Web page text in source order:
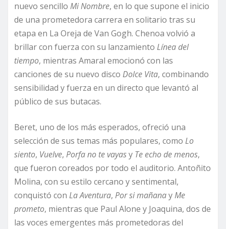
nuevo sencillo Mi Nombre, en lo que supone el inicio
de una prometedora carrera en solitario tras su
etapa en La Oreja de Van Gogh. Chenoa volvió a
brillar con fuerza con su lanzamiento Línea del
tiempo, mientras Amaral emocionó con las
canciones de su nuevo disco Dolce Vita, combinando
sensibilidad y fuerza en un directo que levantó al
público de sus butacas.
Beret, uno de los más esperados, ofreció una
selección de sus temas más populares, como Lo
siento, Vuelve, Porfa no te vayasy Te echo de menos,
que fueron coreados por todo el auditorio. Antoñito
Molina, con su estilo cercano y sentimental,
conquistó con La Aventura, Por si mañanayMe
prometo, mientras que Paul Alone y Joaquina, dos de
las voces emergentes más prometedoras del